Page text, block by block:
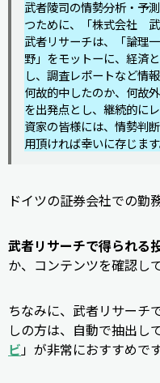
武者陵司の情勢分析・予
つために、「株式会社 武
武者リサーチは、「論理
野」をモットーに、経済
し、調査レポートなど情
何故的中したのか、何故
を出発点とし、継続的に
資家の皆様には、情勢判
用頂ければ幸いに存じます
ドイツの証券会社での勤
武者リサーチで得られる
か、コンテンツを確認し
ちなみに、武者リサーチ
しの方は、自動で抽出し
ビ 」が非常におすすめです